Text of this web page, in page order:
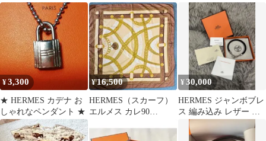
ヤーカフ オランプ
ルバーカラー
¥3,300
★ HERMES カデナ お
しゃれなペンダント ★
¥16,500
HERMES（スカーフ）
エルメス カレ90
ルク
¥30,000
HERMES ジャンボブレ
ス 編み込み レザー ブ
ラック